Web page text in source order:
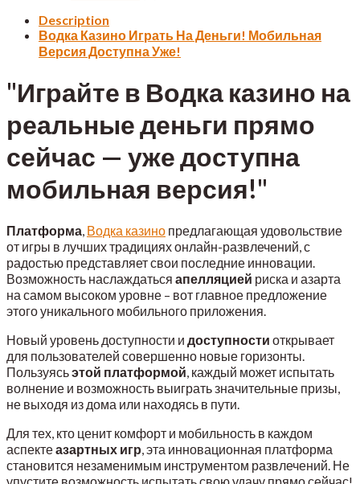
Description
Водка Казино Играть На Деньги! Мобильная
Версия Доступна Уже!
"Играйте в Водка казино на
реальные деньги прямо
сейчас — уже доступна
мобильная версия!"
Платформа Водка казино предлагающая удовольствие
от игры в лучших традициях онлайн-развлечений, с
радостью представляет свои последние инновации.
Возможность наслаждаться апелляцией риска и азарта
на самом высоком уровне – вот главное предложение
этого уникального мобильного приложения.
Новый уровень доступности и доступности открывает
для пользователей совершенно новые горизонты.
Пользуясьэтой платформой , каждый может испытать
волнение и возможность выиграть значительные призы,
не выходя из дома или находясь в пути.
Для тех, кто ценит комфорт и мобильность в каждом
аспектеазартных игр , эта инновационная платформа
становится незаменимым инструментом развлечений. Не
упустите возможность испытать свою удачу прямо сейчас!